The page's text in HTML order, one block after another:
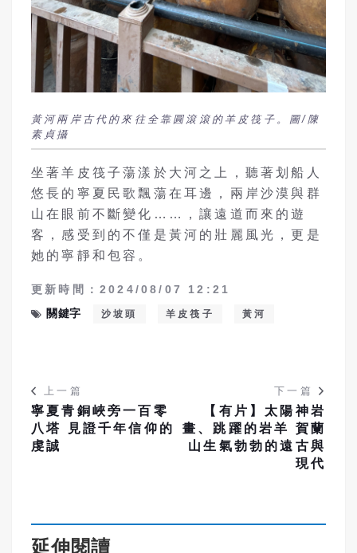
黃河兩岸古代的來往全靠圓滾滾的羊皮筏子。圖/陳
素貞攝
坐著羊皮筏子蕩漾於大河之上，聽著划船人
悠長的寧夏民歌飄蕩在耳邊，兩岸沙漠與群
山在眼前不斷變化……，讓遠道而來的遊
客，感受到的不僅是黃河的壯麗風光，更是
她的寧靜和包容。
更新時間：2024/08/07 12:21
關鍵字
沙坡頭 羊皮筏子 黃河
上一篇
寧夏青銅峽旁一百零
八塔 見證千年信仰的
虔誠
下一篇
【有片】太陽神岩
畫、跳躍的岩羊 賀蘭
山生氣勃勃的遠古與
現代
延伸閱讀